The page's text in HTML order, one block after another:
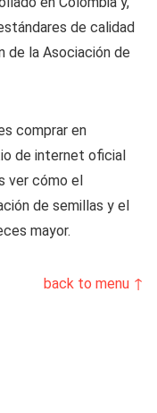
de calidad
de la Asociación de
comprar en
de internet oficial
ver cómo el
de semillas y el
mayor.
back to menu ↑